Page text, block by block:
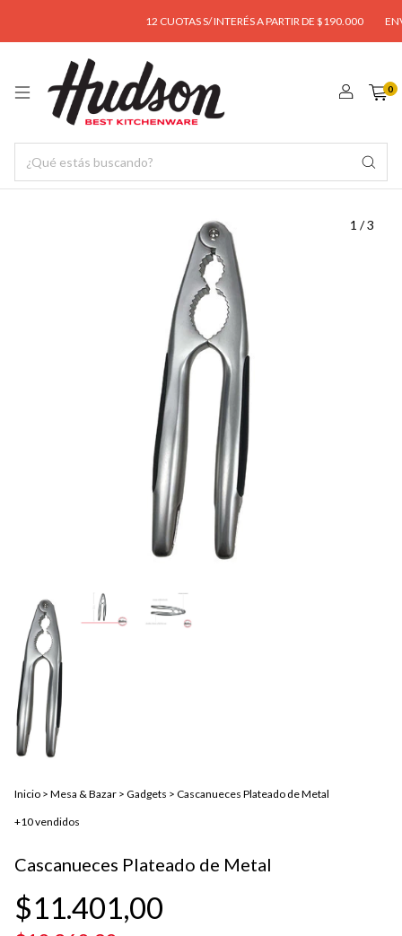
12 CUOTAS S/ INTERÉS A PARTIR DE $190.000
0
1 /3
Inicio > Mesa & Bazar > Gadgets > Cascanueces Plateado de Metal
+10 vendidos
Cascanueces Plateado de Metal
$11.401,00